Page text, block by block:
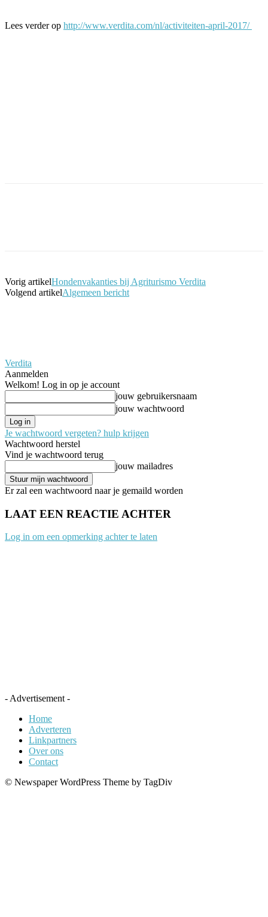
Lees verder op http://www.verdita.com/nl/activiteiten-april-2017/
Vorig artikelHondenvakanties bij Agriturismo Verdita
Volgend artikelAlgemeen bericht
Verdita
Aanmelden
Welkom! Log in op je account
jouw gebruikersnaam
jouw wachtwoord
Je wachtwoord vergeten? hulp krijgen
Wachtwoord herstel
Vind je wachtwoord terug
jouw mailadres
Er zal een wachtwoord naar je gemaild worden
LAAT EEN REACTIE ACHTER
Log in om een opmerking achter te laten
- Advertisement -
Home
Adverteren
Linkpartners
Over ons
Contact
© Newspaper WordPress Theme by TagDiv